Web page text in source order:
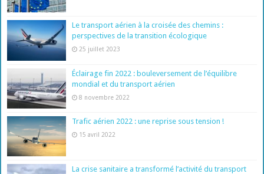
Le transport aérien à la croisée des chemins :
perspectives de la transition écologique
25 juillet 2023
Éclairage fin 2022 : bouleversement de l’équilibre
mondial et du transport aérien
8 novembre 2022
Trafic aérien 2022 : une reprise sous tension !
15 avril 2022
La crise sanitaire a transformé l’activité du transport